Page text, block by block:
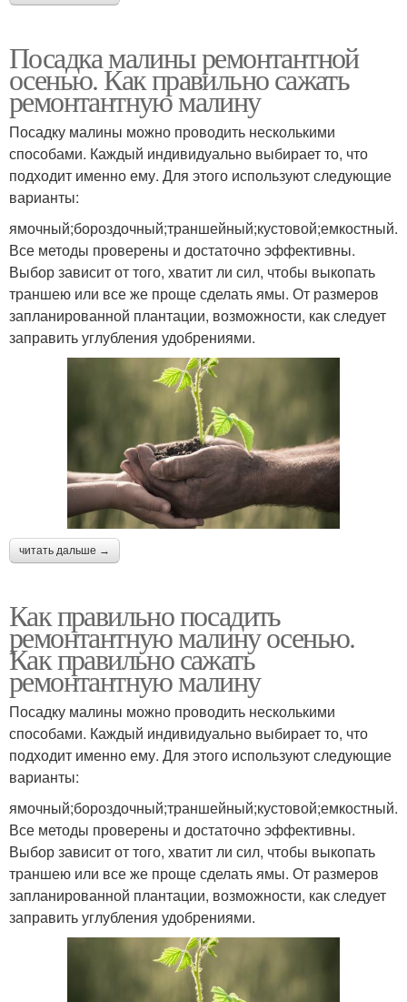
Посадка малины ремонтантной
осенью. Как правильно сажать
ремонтантную малину
Посадку малины можно проводить несколькими
способами. Каждый индивидуально выбирает то, что
подходит именно ему. Для этого используют следующие
варианты:
ямочный;бороздочный;траншейный;кустовой;емкостный.
Все методы проверены и достаточно эффективны.
Выбор зависит от того, хватит ли сил, чтобы выкопать
траншею или все же проще сделать ямы. От размеров
запланированной плантации, возможности, как следует
заправить углубления удобрениями.
читать дальше →
Как правильно посадить
ремонтантную малину осенью.
Как правильно сажать
ремонтантную малину
Посадку малины можно проводить несколькими
способами. Каждый индивидуально выбирает то, что
подходит именно ему. Для этого используют следующие
варианты:
ямочный;бороздочный;траншейный;кустовой;емкостный.
Все методы проверены и достаточно эффективны.
Выбор зависит от того, хватит ли сил, чтобы выкопать
траншею или все же проще сделать ямы. От размеров
запланированной плантации, возможности, как следует
заправить углубления удобрениями.